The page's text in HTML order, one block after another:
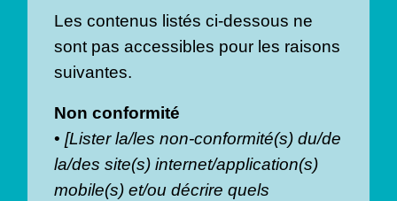
Les contenus listés ci-dessous ne
sont pas accessibles pour les raisons
suivantes.
Non conformité
•[Lister la/les non-conformité(s) du/de
la/des site(s) internet/application(s)
mobile(s) et/ou décrire quels